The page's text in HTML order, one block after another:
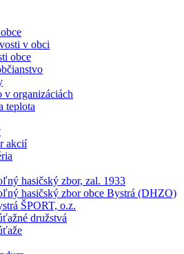
v obci
obce
v organizáciách
teplota
akcií
hasičský zbor, zal. 1933
hasičský zbor obce Bystrá (DHZO)
ŠPORT, o.z.
družstvá